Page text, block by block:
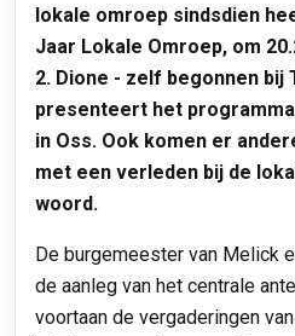
lokale omroep sindsdien
Jaar Lokale Omroep, om
2. Dione - zelf begonnen
presenteert het
in Oss. Ook komen er
met een verleden bij de
woord.
De burgemeester van Melick
de aanleg van het centrale
voortaan de vergaderingen